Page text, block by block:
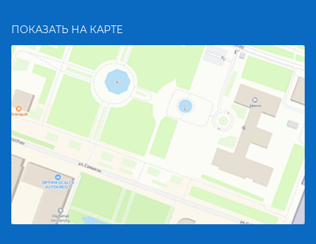
ПОКАЗАТЬ НА КАРТЕ